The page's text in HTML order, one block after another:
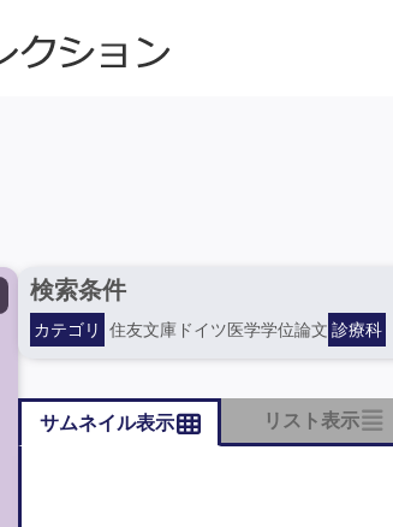
検索条件
カテゴリ 住友文庫ドイツ医学学位論文 診療科
サムネイル表示 リスト表示